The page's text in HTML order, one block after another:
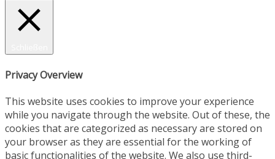
Privacy Overview
This website uses cookies to improve your experience
while you navigate through the website. Out of these, the
cookies that are categorized as necessary are stored on
your browser as they are essential for the working of
basic functionalities of the website. We also use third-